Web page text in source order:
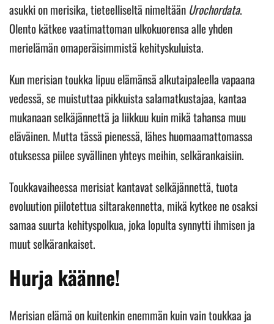
asukki on merisika, tieteelliseltä nimeltään Urochordata.
Olento kätkee vaatimattoman ulkokuorensa alle yhden
merielämän omaperäisimmistä kehityskuluista.
Kun merisian toukka lipuu elämänsä alkutaipaleella vapaana
vedessä, se muistuttaa pikkuista salamatkustajaa, kantaa
mukanaan selkäjännettä ja liikkuu kuin mikä tahansa muu
eläväinen. Mutta tässä pienessä, lähes huomaamattomassa
otuksessa piilee syvällinen yhteys meihin, selkärankaisiin.
Toukkavaiheessa merisiat kantavat selkäjännettä, tuota
evoluution piilotettua siltarakennetta, mikä kytkee ne osaksi
samaa suurta kehityspolkua, joka lopulta synnytti ihmisen ja
muut selkärankaiset.
Hurja käänne!
Merisian elämä on kuitenkin enemmän kuin vain toukkaa ja